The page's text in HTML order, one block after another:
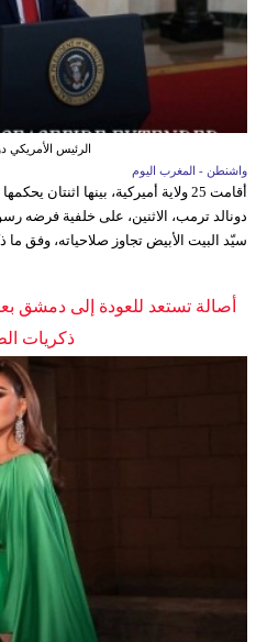
الرئيس الأمريكي
واشنطن - المغرب اليوم
أقامت 25 ولاية أميركية، بينها
سيّد البيت الأبيض تجاوز صلاحياته، وفق ما
أصالة تستعد للعودة إلى دمشق
ذكريات